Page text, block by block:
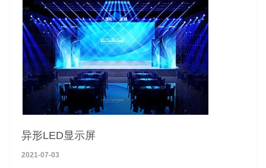
异形LED显示屏
2021-07-03